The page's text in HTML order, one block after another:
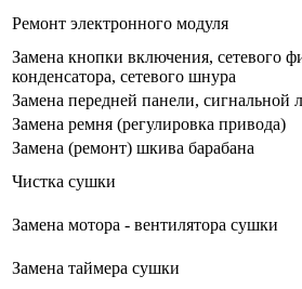
Ремонт электронного модуля
Замена кнопки включения, сетевого
конденсатора, сетевого шнура
Замена передней панели, сигнальной
Замена ремня (регулировка привода)
Замена (ремонт) шкива барабана
Чистка сушки
Замена мотора - вентилятора сушки
Замена таймера сушки